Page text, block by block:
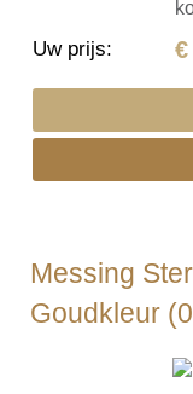
Uw prijs:
Messing
Goudkleur